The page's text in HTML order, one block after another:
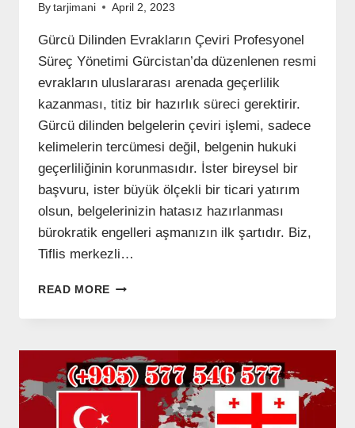
By tarjimani April 2, 2023
Gürcü Dilinden Evrakların Çeviri Profesyonel
Süreç Yönetimi Gürcistan’da düzenlenen resmi
evrakların uluslararası arenada geçerlilik
kazanması, titiz bir hazırlık süreci gerektirir.
Gürcü dilinden belgelerin çeviri işlemi, sadece
kelimelerin tercümesi değil, belgenin hukuki
geçerliliğinin korunmasıdır. İster bireysel bir
başvuru, ister büyük ölçekli bir ticari yatırım
olsun, belgelerinizin hatasız hazırlanması
bürokratik engelleri aşmanızın ilk şartıdır. Biz,
Tiflis merkezli…
READ MORE GÜRCÜ
EVRAKLARIN
–
(+995)
577
577